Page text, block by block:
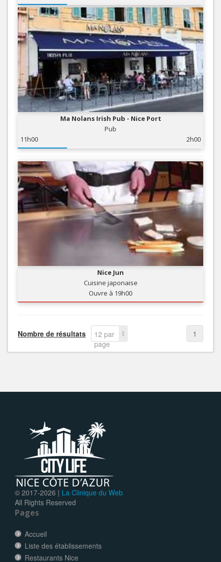
Ma Nolans Irish Pub - Nice Port
Pub
11h00
2h00
Nice Jun
Cuisine japonaise
Ouvre à 19h00
Nombre de résultats
12 par
page
1
© 2017-2026 | La Clinique du Web
All Rights Reserved
Pages
Accueil
Liste des établissements
Restaurants Nice